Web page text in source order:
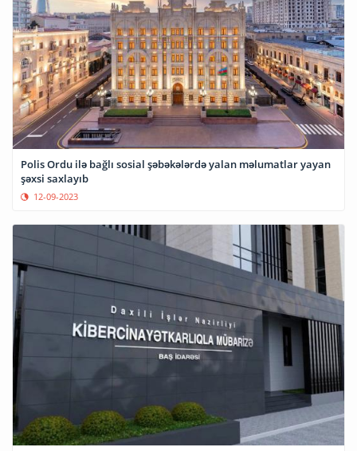
Polis Ordu ilə bağlı sosial şəbəkələrdə yalan məlumatlar yayan
şəxsi saxlayıb
12-09-2023